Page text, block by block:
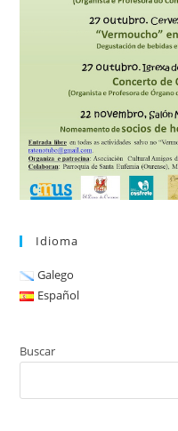
Idioma
Galego
Español
Buscar